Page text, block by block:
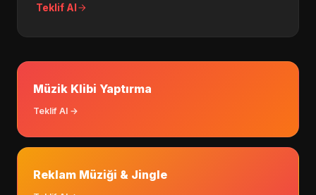
Teklif Al
Müzik Klibi Yaptırma
Teklif Al →
Reklam Müziği & Jingle